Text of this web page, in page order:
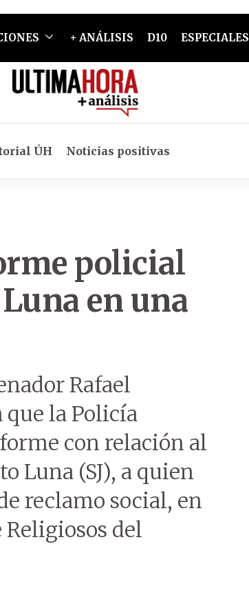
+ ANÁLISIS D10 ESPECIALES
ÚH Noticias positivas
policial
en una
Rafael
la Policía
con relación al
Luna (SJ), a quien
reclamo social, en
del